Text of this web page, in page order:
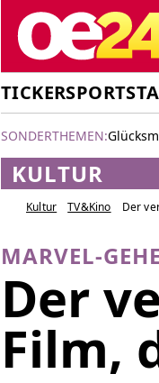
TICKERSPORT
SONDERTHEMEN:
KULTUR
Kultur TV&Kino Der
MARVEL-
Der
Film,